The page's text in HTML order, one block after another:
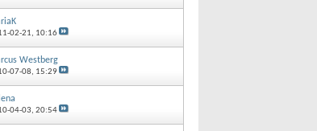
02-21, 10:16
Westberg
07-08, 15:29
04-03, 20:54